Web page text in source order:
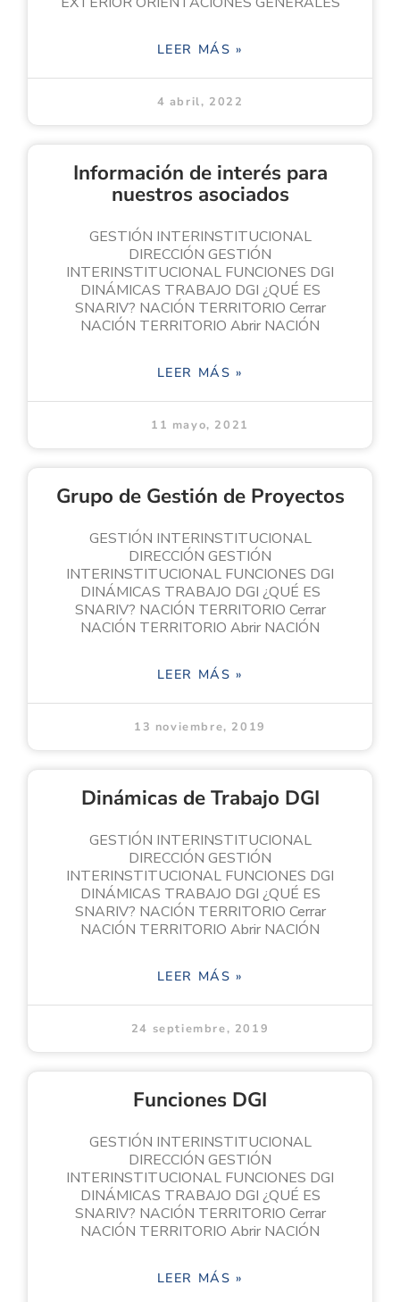
LEER MÁS »
4 abril, 2022
Información de interés para
nuestros asociados
GESTIÓN INTERINSTITUCIONAL
DIRECCIÓN GESTIÓN
INTERINSTITUCIONAL FUNCIONES DGI
DINÁMICAS TRABAJO DGI ¿QUÉ ES
SNARIV? NACIÓN TERRITORIO Cerrar
NACIÓN TERRITORIO Abrir NACIÓN
LEER MÁS »
11 mayo, 2021
Grupo de Gestión de Proyectos
GESTIÓN INTERINSTITUCIONAL
DIRECCIÓN GESTIÓN
INTERINSTITUCIONAL FUNCIONES DGI
DINÁMICAS TRABAJO DGI ¿QUÉ ES
SNARIV? NACIÓN TERRITORIO Cerrar
NACIÓN TERRITORIO Abrir NACIÓN
LEER MÁS »
13 noviembre, 2019
Dinámicas de Trabajo DGI
GESTIÓN INTERINSTITUCIONAL
DIRECCIÓN GESTIÓN
INTERINSTITUCIONAL FUNCIONES DGI
DINÁMICAS TRABAJO DGI ¿QUÉ ES
SNARIV? NACIÓN TERRITORIO Cerrar
NACIÓN TERRITORIO Abrir NACIÓN
LEER MÁS »
24 septiembre, 2019
Funciones DGI
GESTIÓN INTERINSTITUCIONAL
DIRECCIÓN GESTIÓN
INTERINSTITUCIONAL FUNCIONES DGI
DINÁMICAS TRABAJO DGI ¿QUÉ ES
SNARIV? NACIÓN TERRITORIO Cerrar
NACIÓN TERRITORIO Abrir NACIÓN
LEER MÁS »